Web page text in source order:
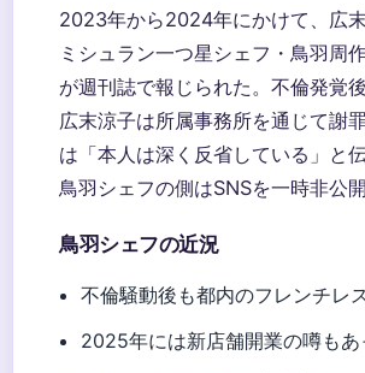
2023年から2024年にかけて、広
ミシュラン一つ星シェフ・鳥羽周
が週刊誌で報じられた。不倫発覚後
広末涼子は所属事務所を通じて謝
は「本人は深く反省している」と
鳥羽シェフの側はSNSを一時非公
鳥羽シェフの近況
不倫騒動後も都内のフレンチレ
2025年には新店舗開業の噂も